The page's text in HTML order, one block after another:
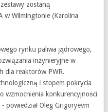
zostaną
w Wilmingtonie (Karolina
rynku paliwa jądrowego,
inżynieryjne w
dla reaktorów PWR.
i stopem pokrycia
wzmocnienia konkurencyjności
powiedział Oleg Grigoryevm